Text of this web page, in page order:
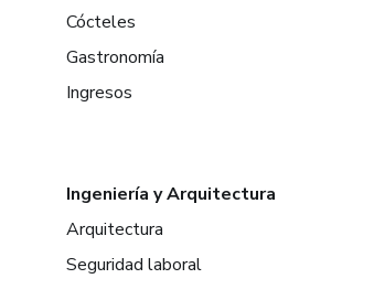
Cócteles
Gastronomía
Ingresos
Ingeniería y Arquitectura
Arquitectura
Seguridad laboral